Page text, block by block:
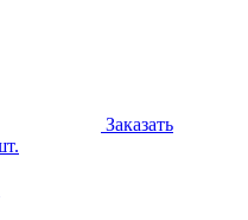
Заказать